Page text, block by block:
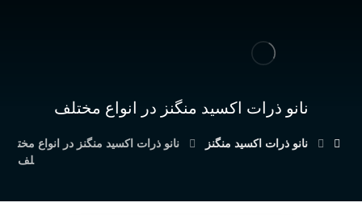
نانو ذرات اکسید منگنز در انواع مختلف
نانو ذرات اکسید منگنز
نانو ذرات اکسید منگنز در انواع مخت
لف